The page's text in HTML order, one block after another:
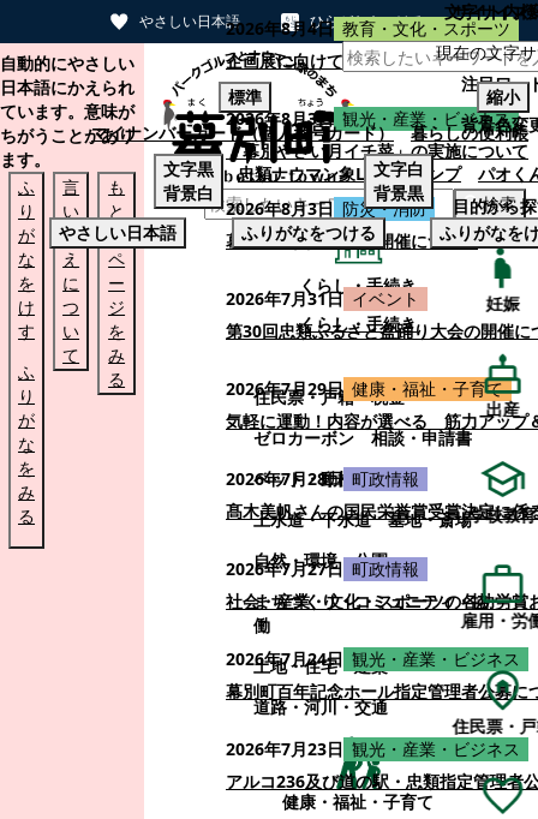
やさしい日本語 ひらがなをつける
本文へスキップする
自動的にやさしい
日本語にかえられ
ています。意味が
ちがうことがあり
ます。
ふ
り
が
な
を
け
す
ふ
り
が
な
を
み
る
言
い
替
え
に
つ
い
て
も
と
の
ペ
ー
ジ
を
み
る
検索
くらし・手続き
くらし・手続き
住民票・戸籍
税金
ゼロカーボン
相談・申請書
ペット・動植物
ごみ
上水道・下水道
墓地・斎場
自然・環境・公園
まちづくり・コミュニティ・協
働
土地・住宅・建築
道路・河川・交通
健康・福祉・子育て
2026年8月4日 教育・文化・スポーツ
企画展に向けて：安東ウメ子さんとの思
2026年8月3日 観光・産業・ビジネス
「幕別やさい月イチ菜」の実施について
2026年8月3日 防災・消防
幕別町防災フェアの開催について
2026年7月31日 イベント
第30回忠類ふるさと盆踊り大会の開催に
2026年7月29日 健康・福祉・子育て
気軽に運動！内容が選べる 筋力アップ
2026年7月28日 町政情報
髙木美帆さんの国民栄誉賞受賞決定に係
2026年7月27日 町政情報
社会・産業・文化・スポーツの各功労
2026年7月24日 観光・産業・ビジネス
幕別町百年記念ホール指定管理者公募に
2026年7月23日 観光・産業・ビジネス
アルコ236及び道の駅・忠類指定管理者
サイト内
注目ワー
マイナンバーカード（個人番号カード）
暮らしの便利帳
忠類ナウマン象LINEスタンプ
パオく
目的から
妊娠
出産
学校教育
雇用・労
住民票・
文字サイズ
現在の文字
標準
縮小
背景色変
文字黒
背景白
文字白
背景黒
やさしい日本語
ふりがなをつける ふりがなを